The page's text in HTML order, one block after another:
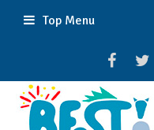
Top Menu